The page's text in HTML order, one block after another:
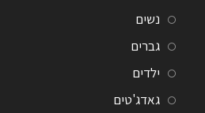
נשים
גברים
ילדים
גאדג'טים